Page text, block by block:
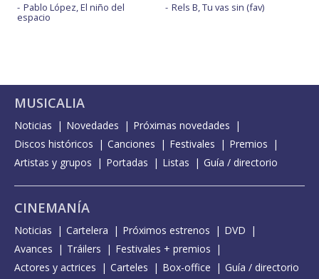
Pablo López, El niño del
espacio
Rels B, Tu vas sin (fav)
MUSICALIA
Noticias Novedades
Próximas novedades
Discos históricos
Canciones Festivales
Premios
Artistas y grupos
Portadas Listas Guía / directorio
CINEMANÍA
Noticias Cartelera Próximos estrenos
DVD
Avances
Tráilers
Festivales + premios
Actores y actrices
Carteles Box-office Guía / directorio